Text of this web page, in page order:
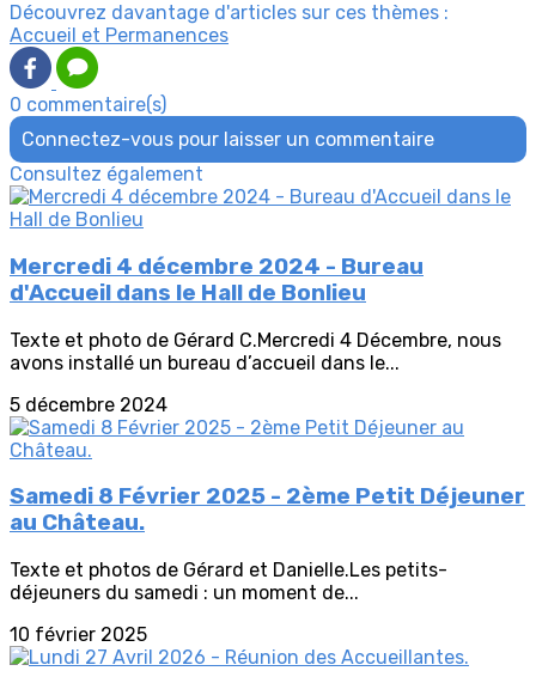
Découvrez davantage d'articles sur ces thèmes :
Accueil et Permanences
0 commentaire(s)
Connectez-vous pour laisser un commentaire
Consultez également
Mercredi 4 décembre 2024 - Bureau
d'Accueil dans le Hall de Bonlieu
Texte et photo de Gérard C.Mercredi 4 Décembre, nous
avons installé un bureau d’accueil dans le...
5 décembre 2024
Samedi 8 Février 2025 - 2ème Petit Déjeuner
au Château.
Texte et photos de Gérard et Danielle.Les petits-
déjeuners du samedi : un moment de...
10 février 2025